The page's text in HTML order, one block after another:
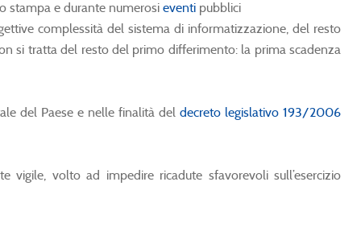
stampa e durante numerosi eventi pubblici
complessità del sistema di informatizzazione, del resto
si tratta del resto del primo differimento: la prima scadenza
del Paese e nelle finalità del decreto legislativo 193/2006
volto ad impedire ricadute sfavorevoli sull’esercizio